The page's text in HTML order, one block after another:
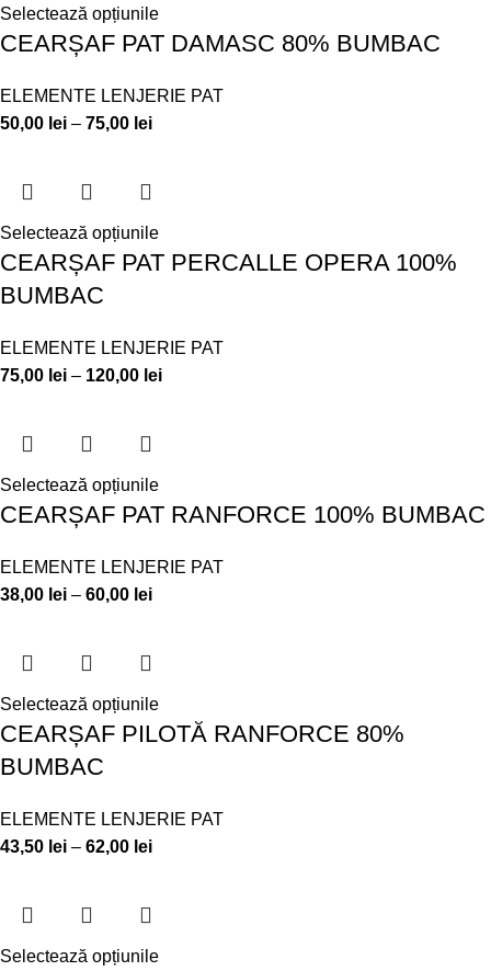
Selectează opțiunile
CEARȘAF PAT DAMASC 80% BUMBAC
ELEMENTE LENJERIE PAT
50,00 lei – 75,00 lei
Selectează opțiunile
CEARȘAF PAT PERCALLE OPERA 100%
BUMBAC
ELEMENTE LENJERIE PAT
75,00 lei – 120,00 lei
Selectează opțiunile
CEARȘAF PAT RANFORCE 100% BUMBAC
ELEMENTE LENJERIE PAT
38,00 lei – 60,00 lei
Selectează opțiunile
CEARȘAF PILOTĂ RANFORCE 80%
BUMBAC
ELEMENTE LENJERIE PAT
43,50 lei – 62,00 lei
Selectează opțiunile